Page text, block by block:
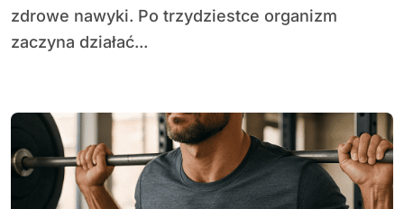
zdrowe nawyki. Po trzydziestce organizm
zaczyna działać...